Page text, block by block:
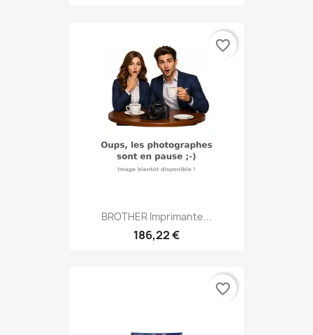
BROTHER Imprimante...
186,22 €
favorite_border
favorite_border